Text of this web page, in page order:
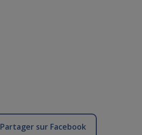
Partager sur Facebook